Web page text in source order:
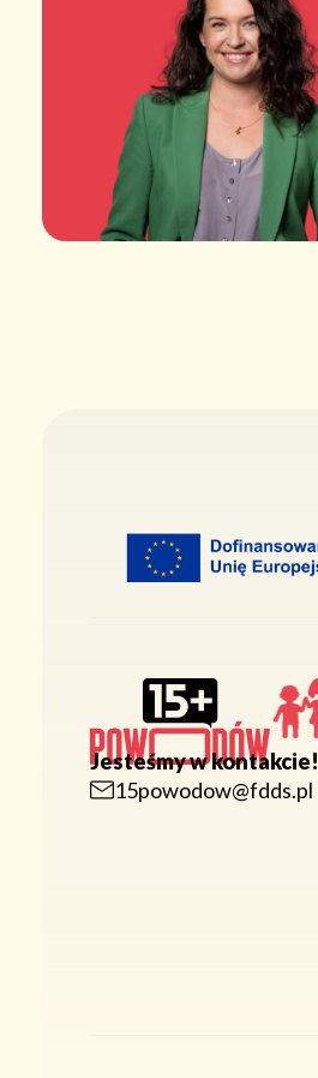
Jesteśmy w kontakcie!
15powodow@fdds.pl